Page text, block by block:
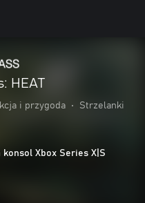
HEAT
i przygoda • Strzelanki
Xbox Series X|S